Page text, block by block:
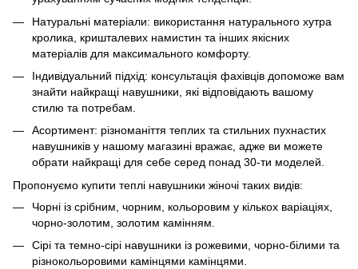
Натуральні матеріали: використання натурального хутра
кролика, кришталевих намистин та інших якісних
матеріалів для максимального комфорту.
Індивідуальний підхід: консультація фахівців допоможе вам
знайти найкращі навушники, які відповідають вашому
стилю та потребам.
Асортимент: різноманіття теплих та стильних пухнастих
навушників у нашому магазині вражає, адже ви можете
обрати найкращі для себе серед понад 30-ти моделей.
Пропонуємо купити теплі навушники жіночі таких видів:
Чорні із срібним, чорним, кольоровим у кількох варіаціях,
чорно-золотим, золотим камінням.
Сірі та темно-сірі навушники із рожевими, чорно-білими та
різнокольоровими камінцями камінцями.